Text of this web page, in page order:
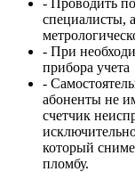
специалисты,
- При
прибора учета
-
абоненты не
счетчик
который
пломбу.